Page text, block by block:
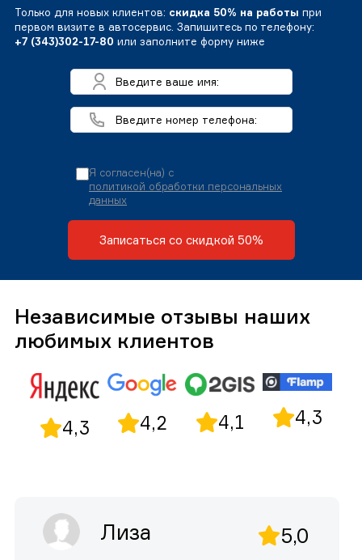
Только для новых клиентов: скидка 50% на работы при
первом визите в автосервис. Запишитесь по телефону:
+7 (343)302-17-80 или заполните форму ниже
Я согласен(на) с
политикой обработки персональных
данных
Записаться со скидкой 50%
Независимые отзывы наших
любимых клиентов
4,3 4,2 4,1 4,3
Лиза 5,0